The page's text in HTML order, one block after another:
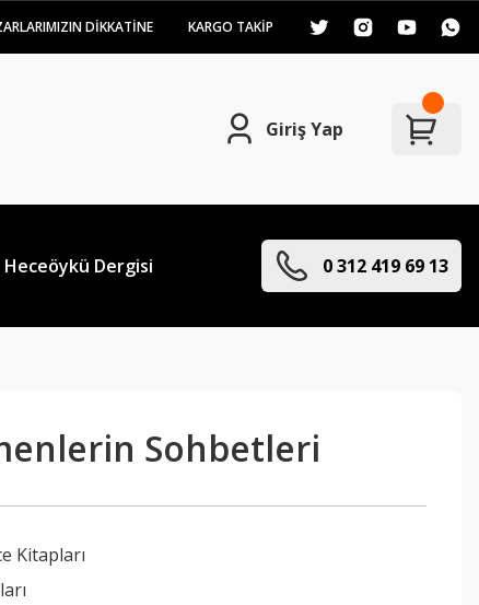
DİKKATİNE KARGO TAKİP
Giriş Yap
Heceöykü Dergisi 0 312 419 69 13
Sohbetleri
Kitapları